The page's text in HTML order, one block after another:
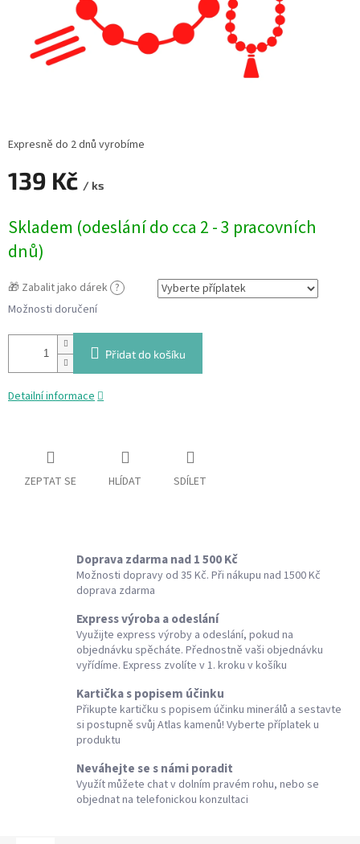
139 Kč / ks
cena:
Skladem (odeslání do cca 2 - 3 pracovních
dnů)
🎁 Zabalit jako dárek ?
Možnosti doručení
Přidat do košíku
Expresně do 2 dnů vyrobíme
Detailní informace
ZEPTAT SE HLÍDAT SDÍLET
Doprava zdarma nad 1 500 Kč
Možnosti dopravy od 35 Kč. Při nákupu nad 1500 Kč
doprava zdarma
Express výroba a odeslání
Využijte express výroby a odeslání, pokud na
objednávku spěcháte. Přednostně vaši objednávku
vyřídíme. Express zvolíte v 1. kroku v košíku
Kartička s popisem účinku
Přikupte kartičku s popisem účinku minerálů a sestavte
si postupně svůj Atlas kamenů! Vyberte příplatek u
produktu
Neváhejte se s námi poradit
Využít můžete chat v dolním pravém rohu, nebo se
objednat na telefonickou konzultaci